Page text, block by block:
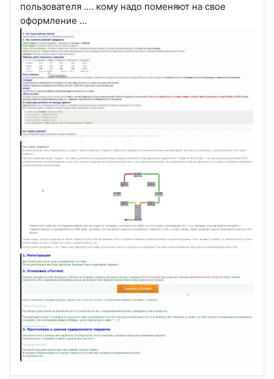
пользователя .... кому надо поменяют на свое
оформление ...